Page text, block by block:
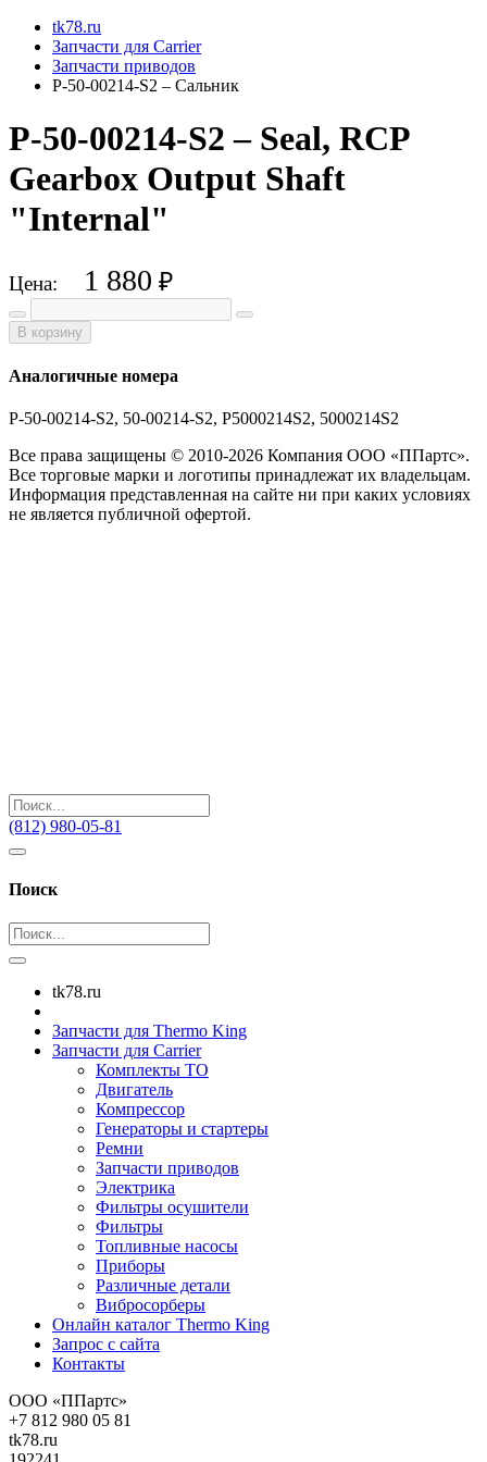
tk78.ru
Запчасти для Carrier
Запчасти приводов
P-50-00214-S2 – Сальник
P-50-00214-S2 – Seal, RCP
Gearbox Output Shaft
"Internal"
Цена: 1 880 ₽
В корзину
Аналогичные номера
P-50-00214-S2, 50-00214-S2, P5000214S2, 5000214S2
Все права защищены © 2010-2026 Компания ООО «ППартс».
Все торговые марки и логотипы принадлежат их владельцам.
Информация представленная на сайте ни при каких условиях
не является публичной офертой.
(812) 980-05-81
Поиск
tk78.ru
Запчасти для Thermo King
Запчасти для Carrier
Комплекты ТО
Двигатель
Компрессор
Генераторы и стартеры
Ремни
Запчасти приводов
Электрика
Фильтры осушители
Фильтры
Топливные насосы
Приборы
Различные детали
Вибросорберы
Онлайн каталог Thermo King
Запрос с сайта
Контакты
ООО «ППартс»
+7 812 980 05 81
tk78.ru